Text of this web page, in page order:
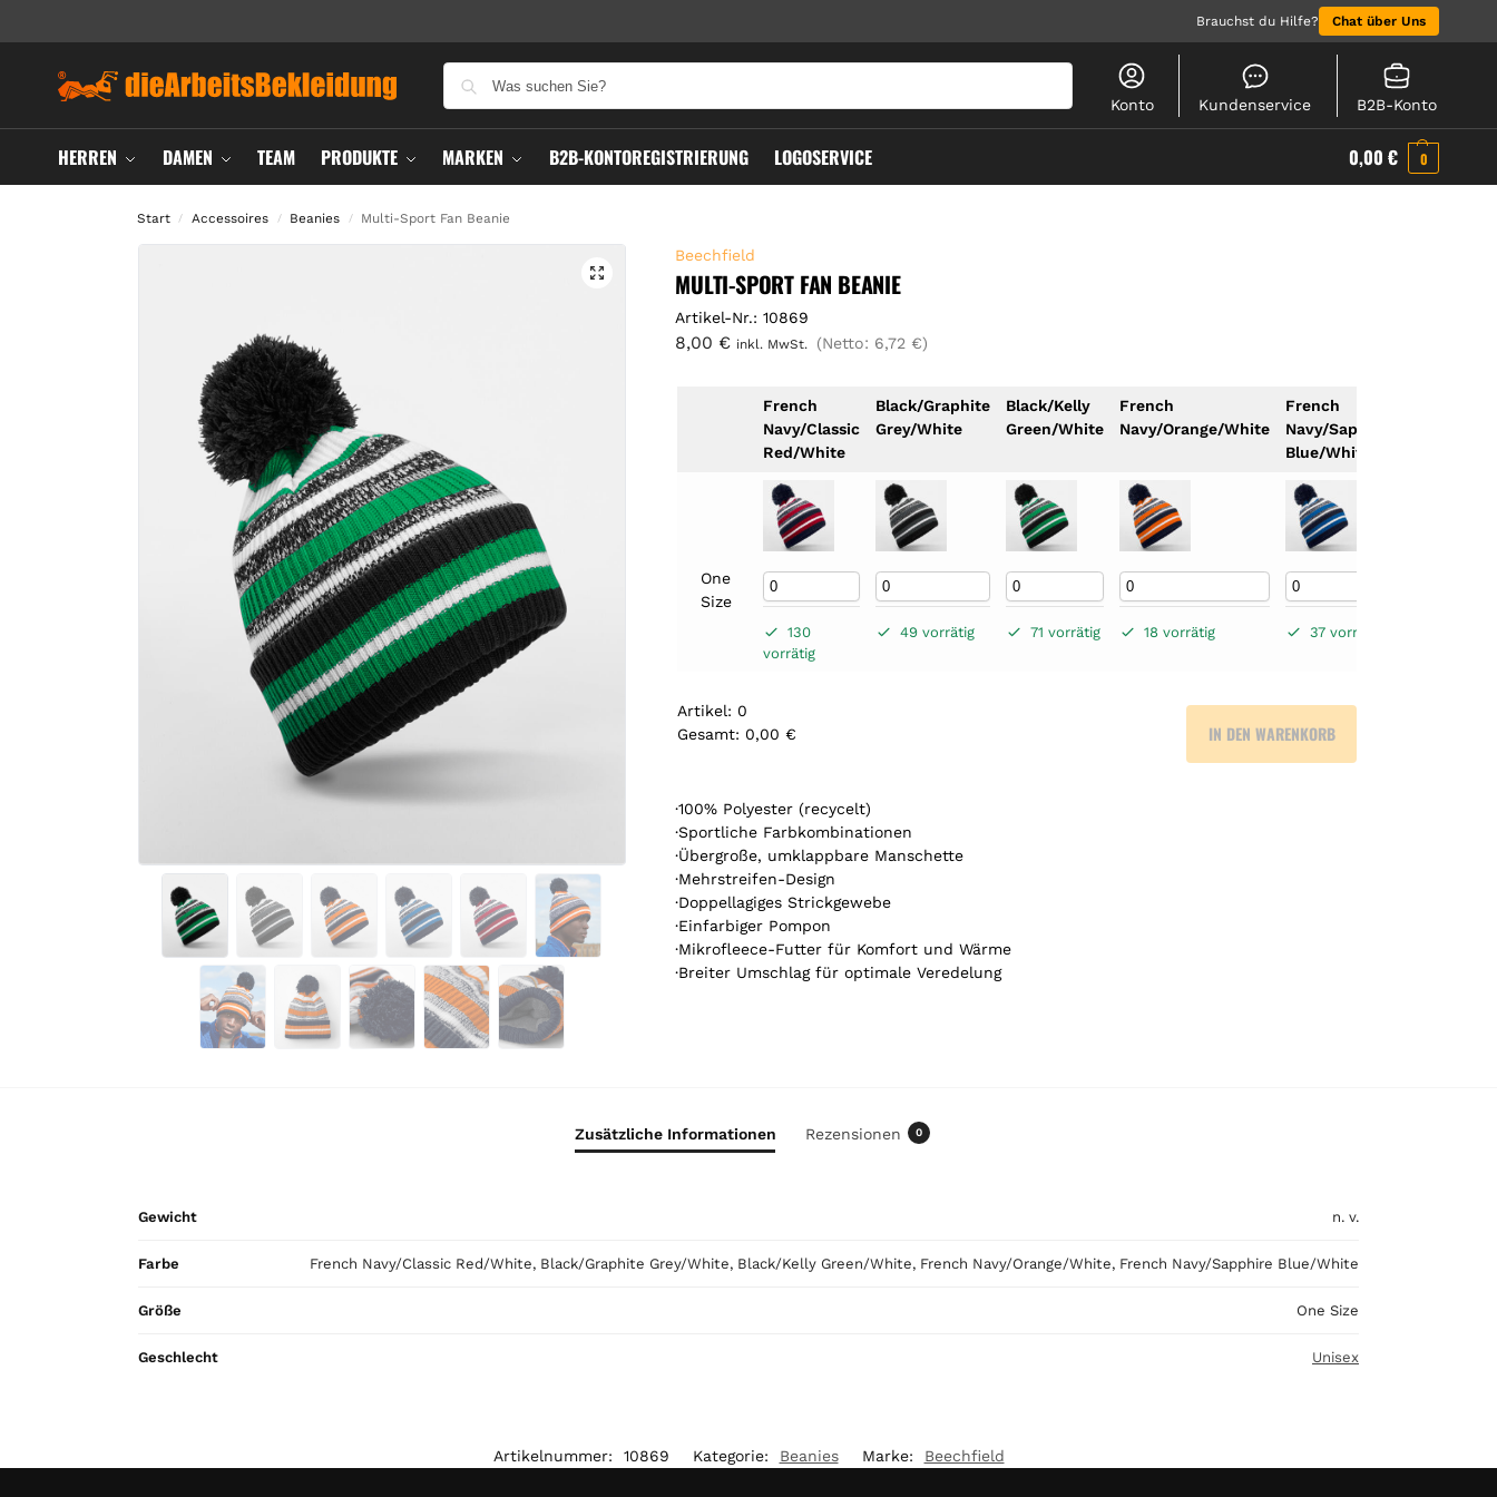
Brauchst du Hilfe? Chat über Uns
Konto Kundenservice B2B-Konto
HERREN DAMEN TEAM PRODUKTE MARKEN B2B-KONTOREGISTRIERUNG LOGOSERVICE 0,00 € 0
Start / Accessoires / Beanies / Multi-Sport Fan Beanie
Beechfield
MULTI-SPORT FAN BEANIE
Artikel-Nr.: 10869
8,00 € inkl. MwSt. (Netto: 6,72 €)
French
Navy/Classic
Red/White
Black/Graphite
Grey/White
Black/Kelly
Green/White
French
Navy/Orange/White
French
Navy/Sapphire
Blue/White
One
Size
130
vorrätig
49 vorrätig 71 vorrätig 18 vorrätig 37 vorrätig
Artikel: 0
Gesamt: 0,00 €
r
t
i
k
e
l
.
Y
a
l
0
IN DEN WARENKORB
·100% Polyester (recycelt)
·Sportliche Farbkombinationen
·Übergroße, umklappbare Manschette
·Mehrstreifen-Design
·Doppellagiges Strickgewebe
·Einfarbiger Pompon
·Mikrofleece-Futter für Komfort und Wärme
·Breiter Umschlag für optimale Veredelung
Zusätzliche Informationen Rezensionen 0
Gewicht n. v.
Farbe French Navy/Classic Red/White, Black/Graphite Grey/White, Black/Kelly Green/White, French Navy/Orange/White, French Navy/Sapphire Blue/White
Größe One Size
Geschlecht Unisex
Artikelnummer: 10869 Kategorie: Beanies Marke: Beechfield